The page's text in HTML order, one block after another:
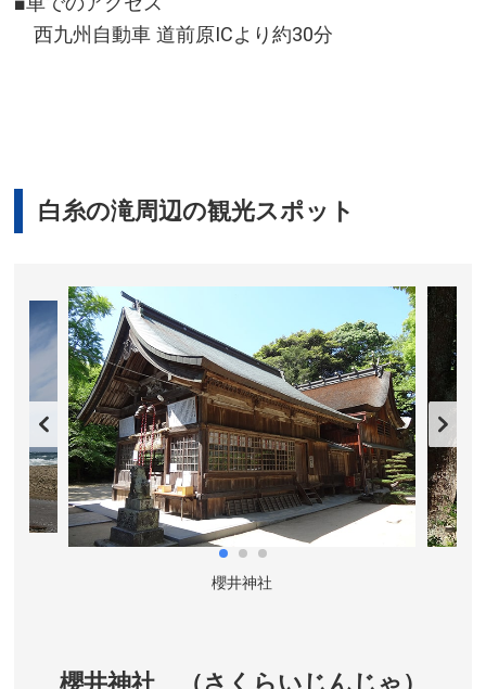
西九州自動車 道前原ICより約30分
白糸の滝周辺の観光スポット
櫻井神社
櫻井神社 （さくらいじんじゃ）